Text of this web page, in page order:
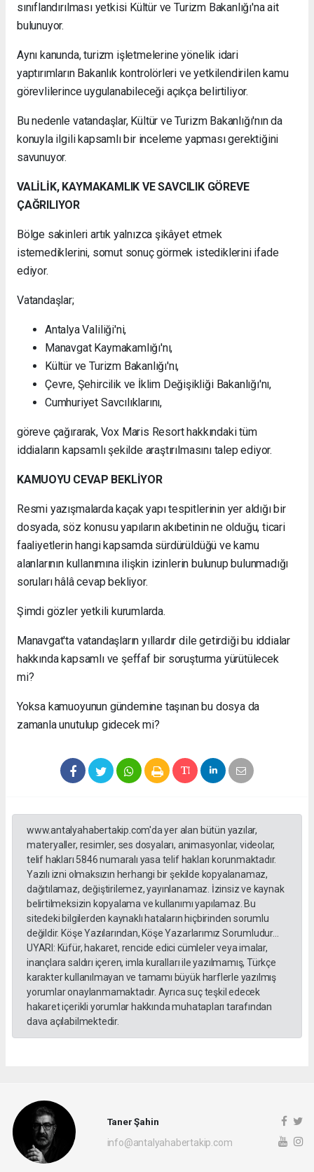
sınıflandırılması yetkisi Kültür ve Turizm Bakanlığı'na ait
bulunuyor.
Aynı kanunda, turizm işletmelerine yönelik idari
yaptırımların Bakanlık kontrolörleri ve yetkilendirilen kamu
görevlilerince uygulanabileceği açıkça belirtiliyor.
Bu nedenle vatandaşlar, Kültür ve Turizm Bakanlığı'nın da
konuyla ilgili kapsamlı bir inceleme yapması gerektiğini
savunuyor.
VALİLİK, KAYMAKAMLIK VE SAVCILIK GÖREVE
ÇAĞRILIYOR
Bölge sakinleri artık yalnızca şikâyet etmek
istemediklerini, somut sonuç görmek istediklerini ifade
ediyor.
Vatandaşlar;
Antalya Valiliği'ni,
Manavgat Kaymakamlığı'nı,
Kültür ve Turizm Bakanlığı'nı,
Çevre, Şehircilik ve İklim Değişikliği Bakanlığı'nı,
Cumhuriyet Savcılıklarını,
göreve çağırarak, Vox Maris Resort hakkındaki tüm
iddiaların kapsamlı şekilde araştırılmasını talep ediyor.
KAMUOYU CEVAP BEKLİYOR
Resmi yazışmalarda kaçak yapı tespitlerinin yer aldığı bir
dosyada, söz konusu yapıların akıbetinin ne olduğu, ticari
faaliyetlerin hangi kapsamda sürdürüldüğü ve kamu
alanlarının kullanımına ilişkin izinlerin bulunup bulunmadığı
soruları hâlâ cevap bekliyor.
Şimdi gözler yetkili kurumlarda.
Manavgat'ta vatandaşların yıllardır dile getirdiği bu iddialar
hakkında kapsamlı ve şeffaf bir soruşturma yürütülecek
mi?
Yoksa kamuoyunun gündemine taşınan bu dosya da
zamanla unutulup gidecek mi?
www.antalyahabertakip.com'da yer alan bütün yazılar,
materyaller, resimler, ses dosyaları, animasyonlar, videolar,
telif hakları 5846 numaralı yasa telif hakları korunmaktadır.
Yazılı izni olmaksızın herhangi bir şekilde kopyalanamaz,
dağıtılamaz, değiştirilemez, yayınlanamaz. İzinsiz ve kaynak
belirtilmeksizin kopyalama ve kullanımı yapılamaz. Bu
sitedeki bilgilerden kaynaklı hataların hiçbirinden sorumlu
değildir. Köşe Yazılarından, Köşe Yazarlarımız Sorumludur...
UYARI: Küfür, hakaret, rencide edici cümleler veya imalar,
inançlara saldırı içeren, imla kuralları ile yazılmamış, Türkçe
karakter kullanılmayan ve tamamı büyük harflerle yazılmış
yorumlar onaylanmamaktadır. Ayrıca suç teşkil edecek
hakaret içerikli yorumlar hakkında muhatapları tarafından
dava açılabilmektedir.
Taner Şahin
info@antalyahabertakip.com